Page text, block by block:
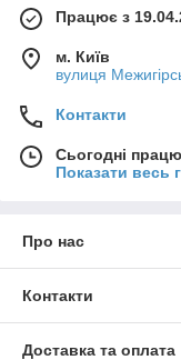
Працює з
м. Київ
вулиця
Контакти
Сьогодні
Показати весь
Про нас
Контакти
Доставка та оплата